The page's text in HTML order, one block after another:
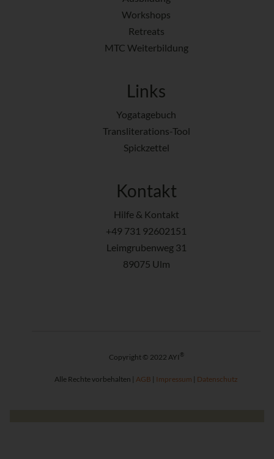
Workshops
Retreats
MTC Weiterbildung
Links
Yogatagebuch
Transliterations-Tool
Spickzettel
Kontakt
Hilfe & Kontakt
+49 731 92602151
Leimgrubenweg 31
89075 Ulm
Copyright © 2022 AYI ®
Alle Rechte vorbehalten | AGB | Impressum | Datenschutz